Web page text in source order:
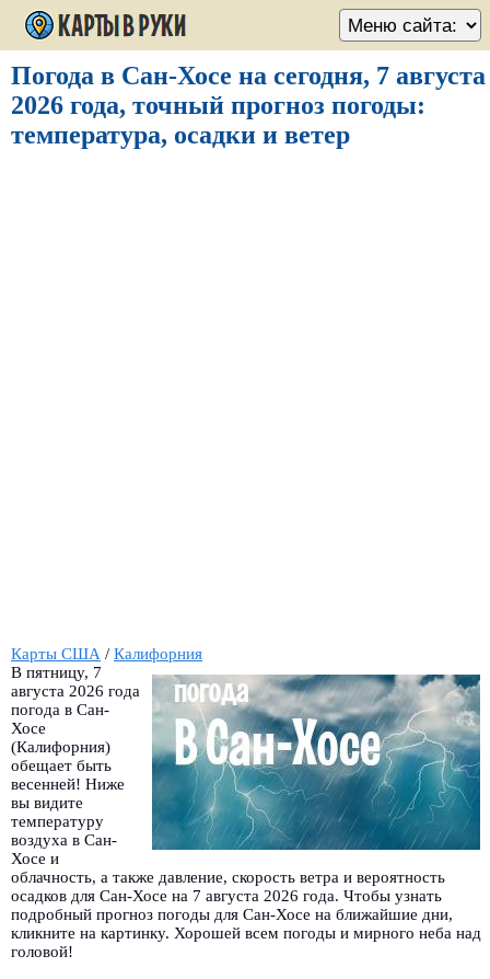
Погода в Сан-Хосе на сегодня, 7 августа
2026 года, точный прогноз погоды:
температура, осадки и ветер
Карты США / Калифорния
В пятницу, 7
августа 2026 года
погода в Сан-
Хосе
(Калифорния)
обещает быть
весенней! Ниже
вы видите
температуру
воздуха в Сан-
Хосе и
облачность, а также давление, скорость ветра и вероятность
осадков для Сан-Хосе на 7 августа 2026 года. Чтобы узнать
подробный прогноз погоды для Сан-Хосе на ближайшие дни,
кликните на картинку. Хорошей всем погоды и мирного неба над
головой!